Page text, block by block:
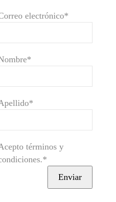
electrónico*
términos y